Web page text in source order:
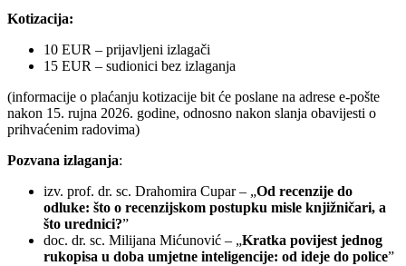
Kotizacija:
10 EUR – prijavljeni izlagači
15 EUR – sudionici bez izlaganja
(informacije o plaćanju kotizacije bit će poslane na adrese e-pošte
nakon 15. rujna 2026. godine, odnosno nakon slanja obavijesti o
prihvaćenim radovima)
Pozvana izlaganja:
izv. prof. dr. sc. Drahomira Cupar – „Od recenzije do
odluke: što o recenzijskom postupku misle knjižničari, a
što urednici?”
doc. dr. sc. Milijana Mićunović – „Kratka povijest jednog
rukopisa u doba umjetne inteligencije: od ideje do police”